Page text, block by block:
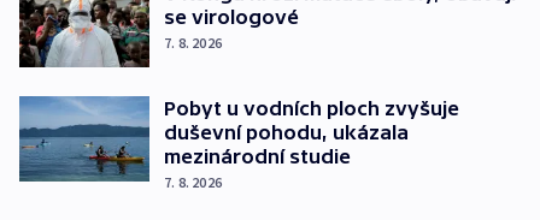
se virologové
7. 8. 2026
Pobyt u vodních ploch zvyšuje
duševní pohodu, ukázala
mezinárodní studie
7. 8. 2026